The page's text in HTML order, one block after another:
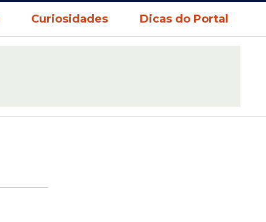
Curiosidades Dicas do Portal